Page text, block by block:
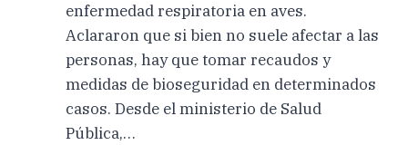
enfermedad respiratoria en aves.
Aclararon que si bien no suele afectar a las
personas, hay que tomar recaudos y
medidas de bioseguridad en determinados
casos. Desde el ministerio de Salud
Pública,…